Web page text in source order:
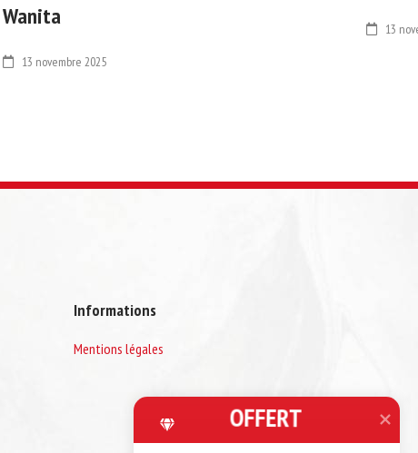
Wanita
13 novembre 2025
13
Informations
Mentions légales
OFFERT